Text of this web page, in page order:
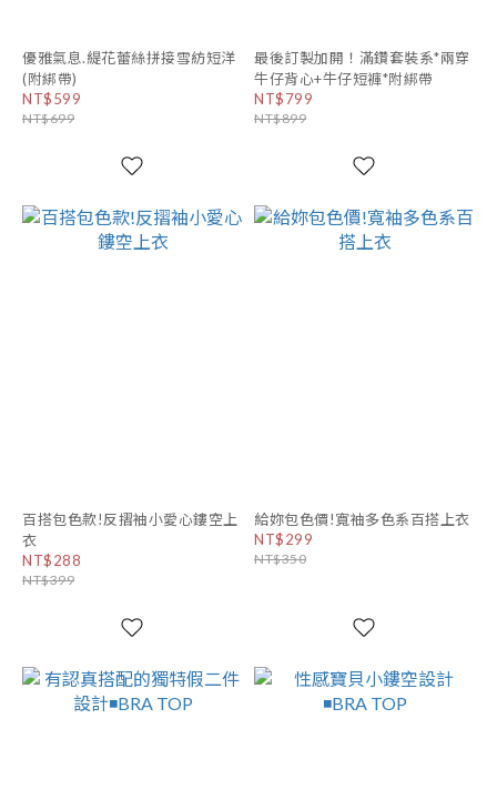
優雅氣息.緹花蕾絲拼接雪紡短洋
(附綁帶)
NT$599
NT$699
最後訂製加開！滿鑽套裝系*兩穿
牛仔背心+牛仔短褲*附綁帶
NT$799
NT$899
百搭包色款!反摺袖小愛心鏤空上
衣
NT$288
NT$399
給妳包色價!寬袖多色系百搭上衣
NT$299
NT$350